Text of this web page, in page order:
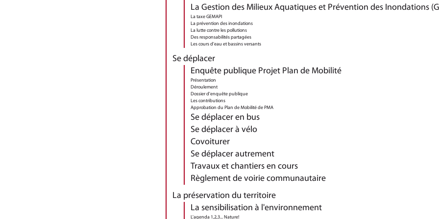
La Gestion des Milieux Aquatiques et Prévention des Inondations
La taxe GEMAPI
La prévention des inondations
La lutte contre les pollutions
Des responsabilités partagées
Les cours d'eau et bassins versants
Se déplacer
Enquête publique Projet Plan de Mobilité
Présentation
Déroulement
Dossier d'enquête publique
Les contributions
Approbation du Plan de Mobilité de PMA
Se déplacer en bus
Se déplacer à vélo
Covoiturer
Se déplacer autrement
Travaux et chantiers en cours
Règlement de voirie communautaire
La préservation du territoire
La sensibilisation à l'environnement
L'agenda 1,2,3... Nature!